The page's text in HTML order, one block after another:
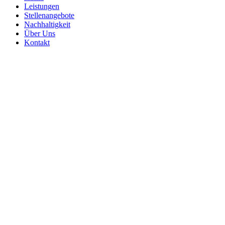
Leistungen
Stellenangebote
Nachhaltigkeit
Über Uns
Kontakt